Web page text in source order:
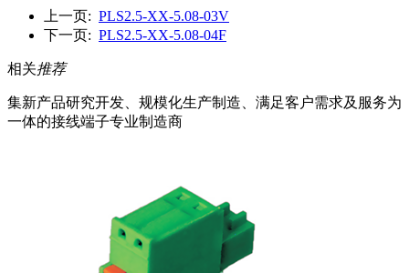
上一页: PLS2.5-XX-5.08-03V
下一页: PLS2.5-XX-5.08-04F
相关推荐
集新产品研究开发、规模化生产制造、满足客户需求及服务为
一体的接线端子专业制造商